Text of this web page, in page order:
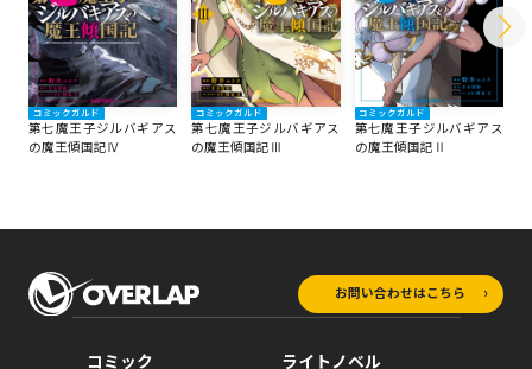
コミックガルド
第七魔王子ジルバギアス
の魔王傾国記Ⅳ
コミックガルド
第七魔王子ジルバギアス
の魔王傾国記Ⅲ
コミックガルド
第七魔王子ジルバギアス
の魔王傾国記Ⅱ
お問い合わせはこちら
コミック ライトノベル